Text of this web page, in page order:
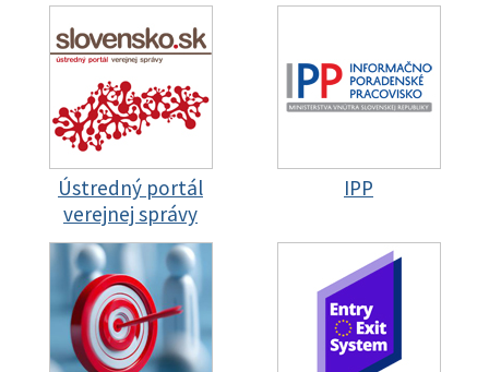
Ústredný portál
verejnej správy
IPP